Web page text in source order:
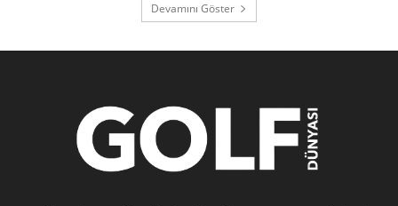
Devamını Göster